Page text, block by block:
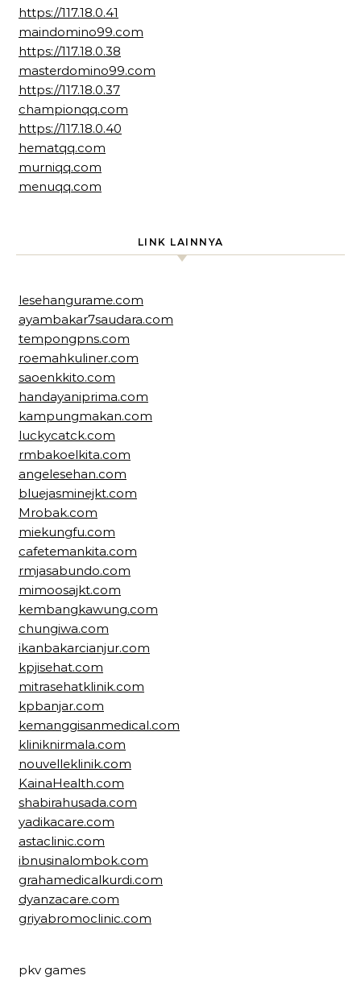
https://117.18.0.41
maindomino99.com
https://117.18.0.38
masterdomino99.com
https://117.18.0.37
championqq.com
https://117.18.0.40
hematqq.com
murniqq.com
menuqq.com
LINK LAINNYA
lesehangurame.com
ayambakar7saudara.com
tempongpns.com
roemahkuliner.com
saoenkkito.com
handayaniprima.com
kampungmakan.com
luckycatck.com
rmbakoelkita.com
angelesehan.com
bluejasminejkt.com
Mrobak.com
miekungfu.com
cafetemankita.com
rmjasabundo.com
mimoosajkt.com
kembangkawung.com
chungiwa.com
ikanbakarcianjur.com
kpjisehat.com
mitrasehatklinik.com
kpbanjar.com
kemanggisanmedical.com
kliniknirmala.com
nouvelleklinik.com
KainaHealth.com
shabirahusada.com
yadikacare.com
astaclinic.com
ibnusinalombok.com
grahamedicalkurdi.com
dyanzacare.com
griyabromoclinic.com
pkv games